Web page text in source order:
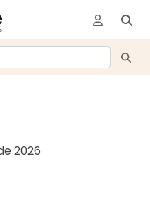
2026